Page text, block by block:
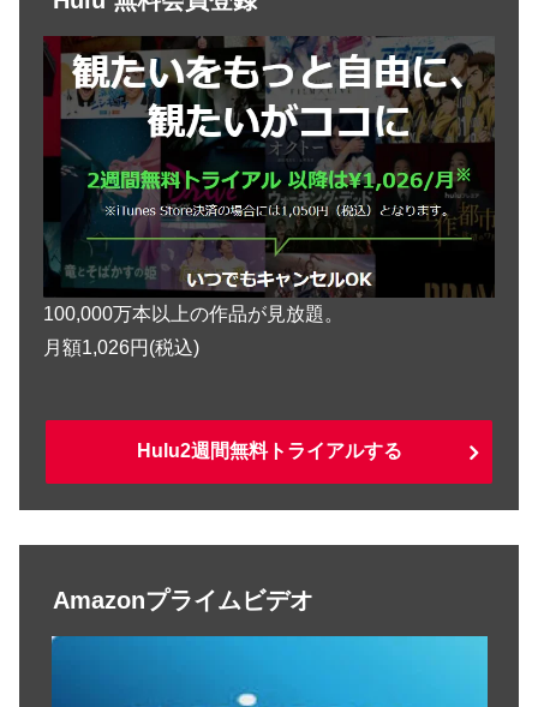
100,000万本以上の作品が見放題。
月額1,026円(税込)
Hulu2週間無料トライアルする
Amazonプライムビデオ